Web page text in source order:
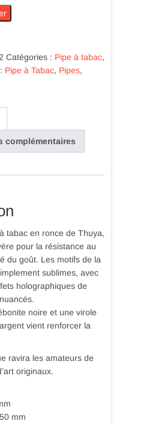
Catégories : Pipe à tabac,
Pipe à Tabac, Pipes,
complémentaires
tabac en ronce de Thuya,
pour la résistance au
du goût. Les motifs de la
sublimes, avec
holographiques de
noire et une virole
vient renforcer la
ravira les amateurs de
originaux.
mm